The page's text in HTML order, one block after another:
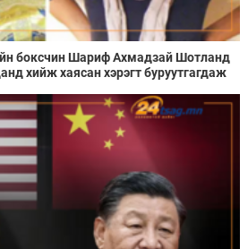
боксчин Шариф Ахмадзай Шотланд
хийж хаясан хэрэгт буруутгагдаж